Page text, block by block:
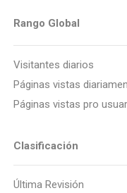
Rango Global
Visitantes diarios
Páginas vistas
Páginas vistas pro
Clasificación
Última Revisión